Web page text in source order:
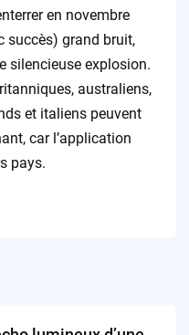
en novembre
succès) grand bruit,
silencieuse explosion.
australiens,
et italiens peuvent
car l’application
pays.